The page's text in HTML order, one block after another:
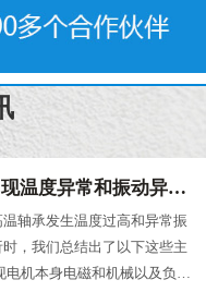
耐高温轴承出现温度异常和振动异常的原因有哪些？
轴承发生温度过高和异常振
，我们总结出了以下这些主
机本身电磁和机械以及负载